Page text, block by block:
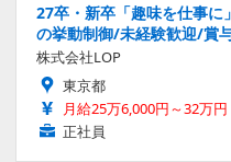
27卒・新卒「趣味を仕事
の挙動制御/未経験歓迎/賞
株式会社LOP
東京都
月給25万6,000円～32万円
正社員